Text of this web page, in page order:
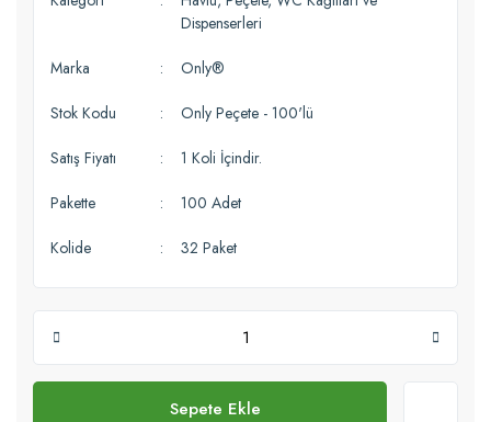
Dispenserleri
Marka Only®
Stok Kodu Only Peçete - 100'lü
Satış Fiyatı 1 Koli İçindir.
Pakette 100 Adet
Kolide 32 Paket
Sepete Ekle